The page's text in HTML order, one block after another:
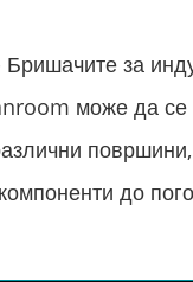
за
може да се
до